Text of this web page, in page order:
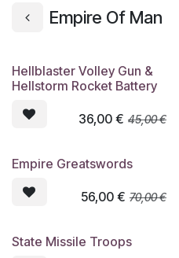
Empire Of Man
Hellblaster Volley Gun &
Hellstorm Rocket Battery
36,00€ 45,00€
Empire Greatswords
56,00€ 70,00€
State Missile Troops